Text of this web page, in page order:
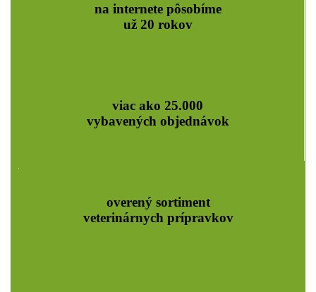
na internete pôsobíme
už 20 rokov
viac ako 25.000
vybavených objednávok
overený sortiment
veterinárnych prípravkov